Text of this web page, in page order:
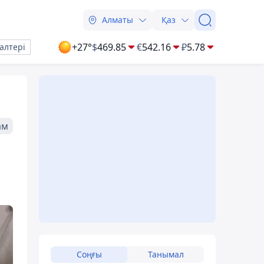
Алматы Қаз
+27°$469.85 €542.16 ₽5.78
Соңғы Танымал